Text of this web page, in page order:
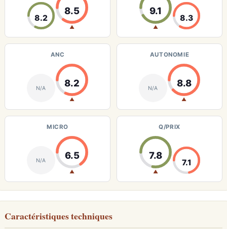
8.2
8.5
▲
9.1
▲
8.3
ANC
N/A 8.2
▲
AUTONOMIE
N/A 8.8
▲
MICRO
N/A 6.5
▲
Q/PRIX
7.8
▲
7.1
Caractéristiques techniques